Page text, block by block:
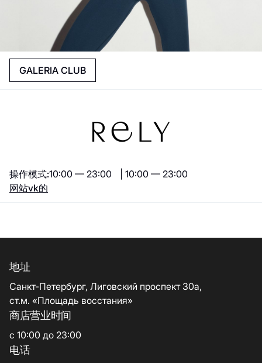
GALERIA CLUB
操作模式:10:00 — 23:00 | 10:00 — 23:00
网站vk的
地址
Санкт-Петербург, Лиговский проспект 30а,
ст.м. «Площадь восстания»
商店营业时间
с 10:00 до 23:00
电话